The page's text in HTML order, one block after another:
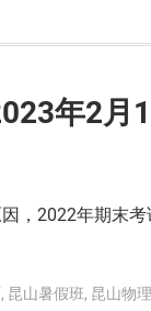
年2月
，2022年期末
, 昆山暑假班, 昆山物